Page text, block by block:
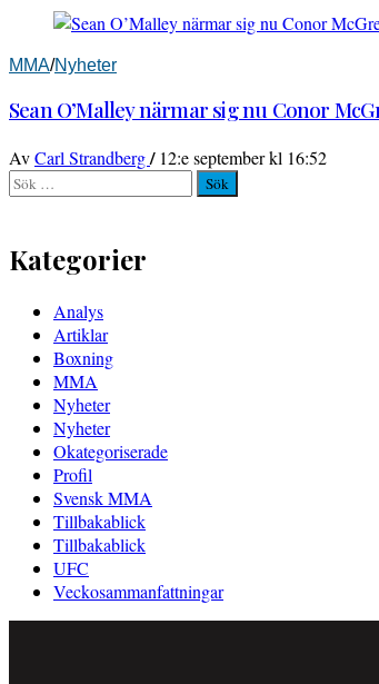
MMA/Nyheter
Sean O’Malley närmar sig nu Conor
AvCarl Strandberg/ 12:e september kl 16:52
Sök
efter:
Kategorier
Analys
Artiklar
Boxning
MMA
Nyheter
Nyheter
Okategoriserade
Profil
Svensk MMA
Tillbakablick
Tillbakablick
UFC
Veckosammanfattningar